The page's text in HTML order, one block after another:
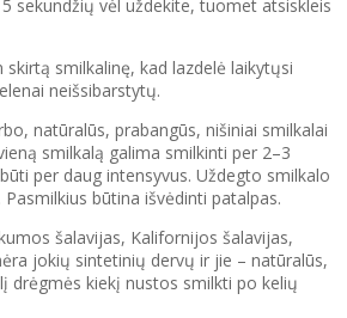
sekundžių vėl uždekite, tuomet atsiskleis
smilkalinę, kad lazdelė laikytųsi
neišsibarstytų.
natūralūs, prabangūs, nišiniai smilkalai
smilkalą galima smilkinti per 2–3
per daug intensyvus. Uždegto smilkalo
būtina išvėdinti patalpas.
šalavijas, Kalifornijos šalavijas,
jokių sintetinių dervų ir jie – natūralūs,
drėgmės kiekį nustos smilkti po kelių